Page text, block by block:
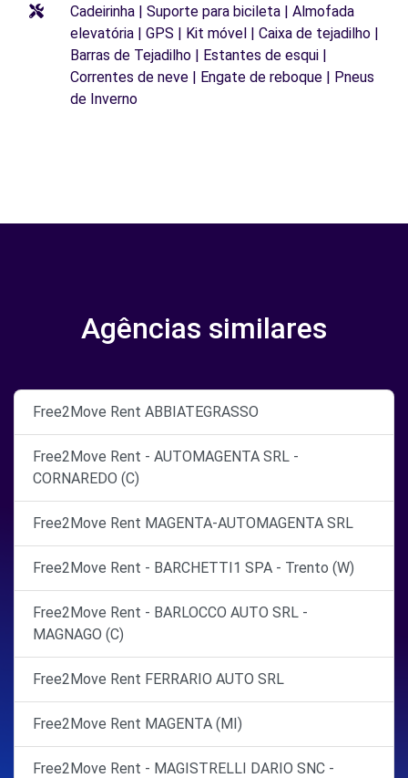
Cadeirinha | Suporte para bicileta | Almofada
elevatória | GPS | Kit móvel | Caixa de tejadilho |
Barras de Tejadilho | Estantes de esqui |
Correntes de neve | Engate de reboque | Pneus
de Inverno
Agências similares
Free2Move Rent ABBIATEGRASSO
Free2Move Rent - AUTOMAGENTA SRL -
CORNAREDO (C)
Free2Move Rent MAGENTA-AUTOMAGENTA SRL
Free2Move Rent - BARCHETTI1 SPA - Trento (W)
Free2Move Rent - BARLOCCO AUTO SRL -
MAGNAGO (C)
Free2Move Rent FERRARIO AUTO SRL
Free2Move Rent MAGENTA (MI)
Free2Move Rent - MAGISTRELLI DARIO SNC -